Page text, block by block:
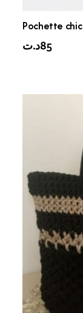
Pochette
85د.ت